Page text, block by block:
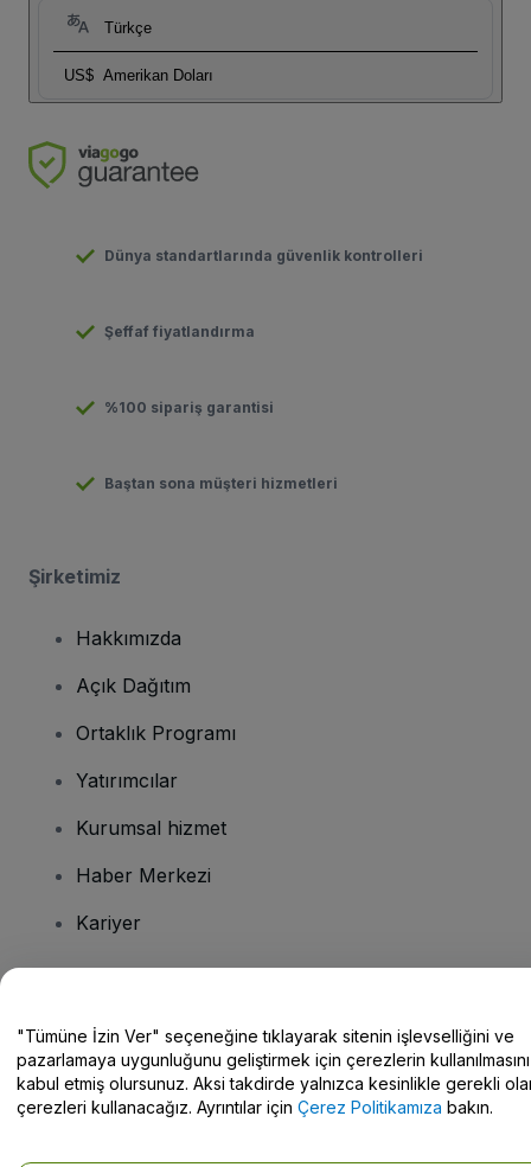
Türkçe
US$ Amerikan Doları
Dünya standartlarında güvenlik kontrolleri
Şeffaf fiyatlandırma
%100 sipariş garantisi
Baştan sona müşteri hizmetleri
Şirketimiz
Hakkımızda
Açık Dağıtım
Ortaklık Programı
Yatırımcılar
Kurumsal hizmet
Haber Merkezi
Kariyer
Yardım Merkezi / Bize Ulaşın
"Tümüne İzin Ver" seçeneğine tıklayarak sitenin işlevselliğini ve
pazarlamaya uygunluğunu geliştirmek için çerezlerin kullanılmasını
kabul etmiş olursunuz. Aksi takdirde yalnızca kesinlikle gerekli
çerezleri kullanacağız. Ayrıntılar için Çerez Politikamıza bakın.